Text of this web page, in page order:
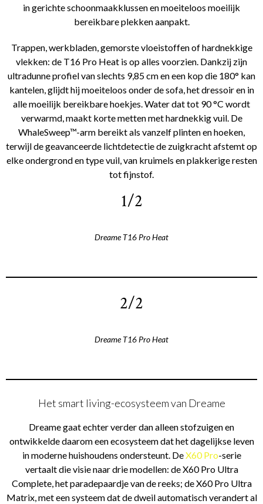
in gerichte schoonmaakklussen en moeiteloos moeilijk
bereikbare plekken aanpakt.
Trappen, werkbladen, gemorste vloeistoffen of hardnekkige
vlekken: de T16 Pro Heat is op alles voorzien. Dankzij zijn
ultradunne profiel van slechts 9,85 cm en een kop die 180° kan
kantelen, glijdt hij moeiteloos onder de sofa, het dressoir en in
alle moeilijk bereikbare hoekjes. Water dat tot 90 °C wordt
verwarmd, maakt korte metten met hardnekkig vuil. De
WhaleSweep™-arm bereikt als vanzelf plinten en hoeken,
terwijl de geavanceerde lichtdetectie de zuigkracht afstemt op
elke ondergrond en type vuil, van kruimels en plakkerige resten
tot fijnstof.
1/2
Dreame T16 Pro Heat
2/2
Dreame T16 Pro Heat
Het smart living-ecosysteem van Dreame
Dreame gaat echter verder dan alleen stofzuigen en
ontwikkelde daarom een ecosysteem dat het dagelijkse leven
in moderne huishoudens ondersteunt. DeX60 Pro-serie
vertaalt die visie naar drie modellen: de X60 Pro Ultra
Complete, het paradepaardje van de reeks; de X60 Pro Ultra
Matrix, met een systeem dat de dweil automatisch verandert al